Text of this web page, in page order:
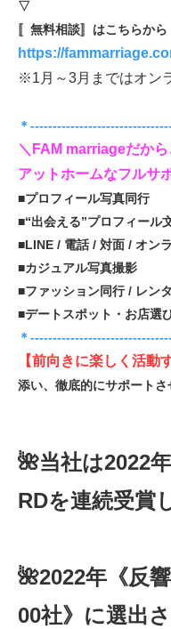
▽
〚無料相談〛はこちらから
https://
※1月～3月まではオン
＊
＼FAM marriageだか
アットホームなフルサ
■プロフィール写真同行
■“出会える”プロフィール
■LINE / 電話 / 対面 / オン
■カジュアル写真撮影
■ファッション同行 / レン
■デートスポット・お店選
＊
【前向きに楽しく活動
添い、徹底的にサポートさ
🌺当社は2022
RDを連続受賞
🌺2022年《反
00社》に選出